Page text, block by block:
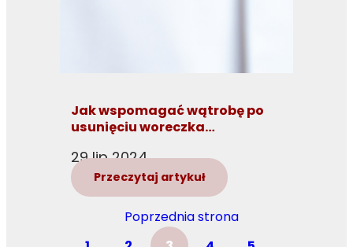
Jak wspomagać wątrobę po
usunięciu woreczka
29 lip 2024
Przeczytaj artykuł
Poprzednia strona